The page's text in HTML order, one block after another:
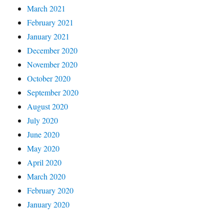
March 2021
February 2021
January 2021
December 2020
November 2020
October 2020
September 2020
August 2020
July 2020
June 2020
May 2020
April 2020
March 2020
February 2020
January 2020